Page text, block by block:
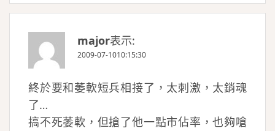
major表示:
2009-07-1010:15:30
終於要和萎軟短兵相接了，太刺激，太銷魂
了…
搞不死萎軟，但搶了他一點市佔率，也夠嗆